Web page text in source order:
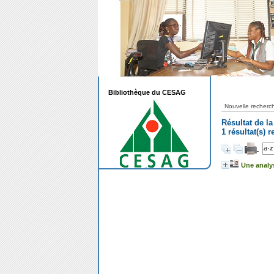
Nouvelle
Résultat de
1 résultat(s)
Une
Bibliothèque du CESAG